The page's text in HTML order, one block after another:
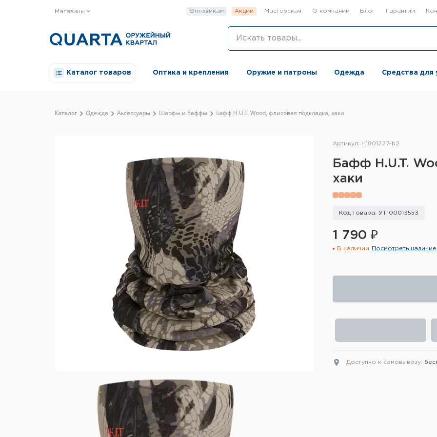
Магазины Оптовикам Акции Мастерская О компании Блог Гарантии
Каталог товаров Оптика и крепления Оружие и патроны Одежда Средства для
Каталог Одежда Аксессуары Шарфы и баффы Бафф H.U.T. Wood, флисовая подкладка, хаки
Артикул: H1801227-b2
Бафф H.U.T.
хаки
Код товара: УТ-00013553
1 790 ₽
В наличии Посмотреть наличие
Доступно к самовывозу: